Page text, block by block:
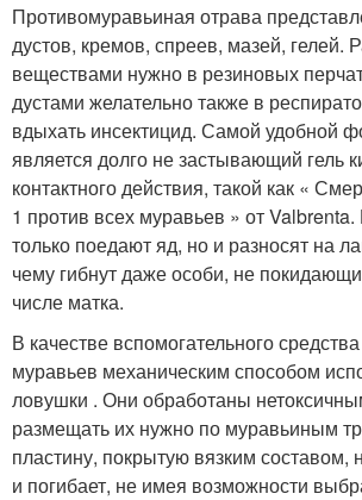
Противомуравьиная отрава
дустов, кремов, спреев, мазей, гелей.
веществами нужно в резиновых
дустами желательно также в
вдыхать инсектицид. Самой удобной
является долго не застывающий гель
контактного действия, такой как «
1 против всех муравьев » от
только поедают яд, но и разносят на
чему гибнут даже особи, не
числе матка.
В качестве вспомогательного
муравьев механическим способом
ловушки . Они обработаны
размещать их нужно по муравьиным
пластину, покрытую вязким составом,
и погибает, не имея возможности